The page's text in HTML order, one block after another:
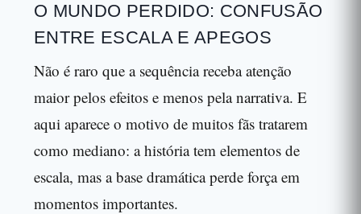
O MUNDO PERDIDO: CONFUSÃO
ENTRE ESCALA E APEGOS
Não é raro que a sequência receba atenção
maior pelos efeitos e menos pela narrativa. E
aqui aparece o motivo de muitos fãs tratarem
como mediano: a história tem elementos de
escala, mas a base dramática perde força em
momentos importantes.